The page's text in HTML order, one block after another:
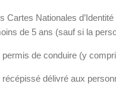
Cartes Nationales
de 5 ans (sauf si la
permis de conduire (y
récépissé délivré aux